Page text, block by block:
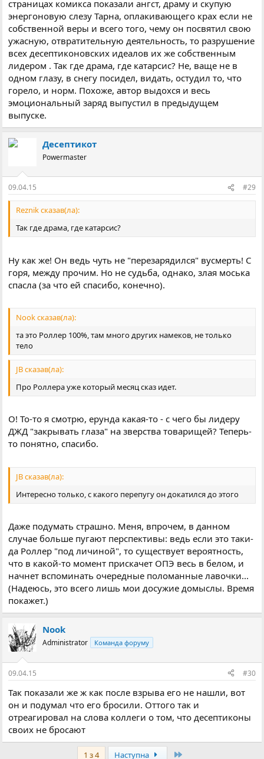
страницах комикса показали ангст, драму и скупую
энергоновую слезу Тарна, оплакивающего крах если не
собственной веры и всего того, чему он посвятил свою
ужасную, отвратительную деятельность, то разрушение
всех десептиконовских идеалов их же собственным
лидером . Так где драма, где катарсис? Не, ваще не в
одном глазу, в снегу посидел, видать, остудил то, что
горело, и норм. Похоже, автор выдохся и весь
эмоциональный заряд выпустил в предыдущем
выпуске.
Десептикот
Powermaster
09.04.15 #29
Reznik сказав(ла):
Так где драма, где катарсис?
Ну как же! Он ведь чуть не "перезарядился" вусмерть! С
горя, между прочим. Но не судьба, однако, злая моська
спасла (за что ей спасибо, конечно).
Nook сказав(ла):
та это Роллер 100%, там много других намеков, не только
тело
JB сказав(ла):
Про Роллера уже который месяц сказ идет.
О! То-то я смотрю, ерунда какая-то - с чего бы лидеру
ДЖД "закрывать глаза" на зверства товарищей? Теперь-
то понятно, спасибо.
JB сказав(ла):
Интересно только, с какого перепугу он докатился до этого
Даже подумать страшно. Меня, впрочем, в данном
случае больше пугают перспективы: ведь если это таки-
да Роллер "под личиной", то существует вероятность,
что в какой-то момент прискачет ОПЭ весь в белом, и
начнет вспоминать очередные поломанные лавочки...
(Надеюсь, это всего лишь мои досужие домыслы. Время
покажет.)
Nook
Administrator Команда форуму
09.04.15 #30
Так показали же ж как после взрыва его не нашли, вот
он и подумал что его бросили. Оттого так и
отреагировал на слова коллеги о том, что десептиконы
своих не бросают
1 з 4 Наступна